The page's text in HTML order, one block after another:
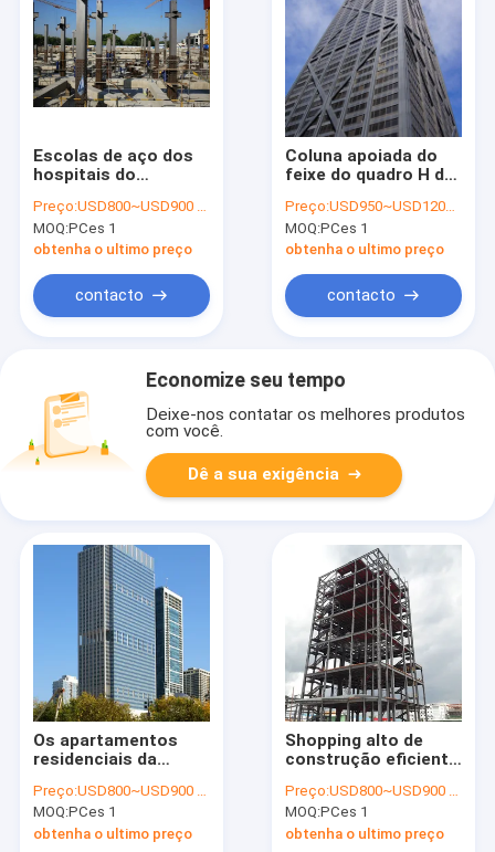
Escolas de aço dos
hospitais do
construção civil da
elevação alta verde
inovativa
Preço:USD800~USD900 per ton
MOQ:PCes 1
obtenha o ultimo preço
contacto
Coluna apoiada do
feixe do quadro H da
civil de aço alta
concreta moderna
Preço:USD950~USD1200 per ton
MOQ:PCes 1
obtenha o ultimo preço
contacto
Economize seu tempo
Deixe-nos contatar os melhores produtos
com você.
Dê a sua exigência
Os apartamentos
residenciais da
aço alta modular da
elevação elevam-se
sistema da parede da
Preço:USD800~USD900 per ton
MOQ:PCes 1
obtenha o ultimo preço
Shopping alto de
construção eficiente
das construções de
aço da elevação da
energia
Preço:USD800~USD900 per ton
MOQ:PCes 1
obtenha o ultimo preço